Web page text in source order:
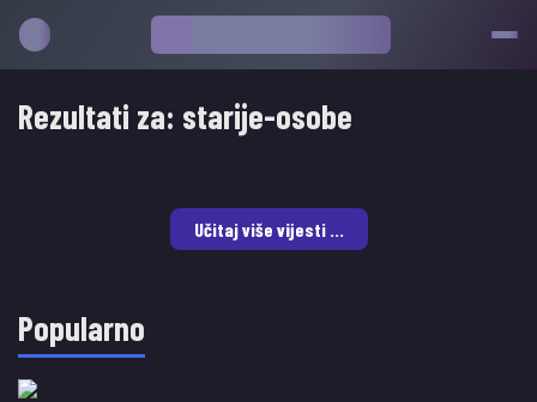
Rezultati za: starije-osobe
Učitaj više vijesti ...
Popularno